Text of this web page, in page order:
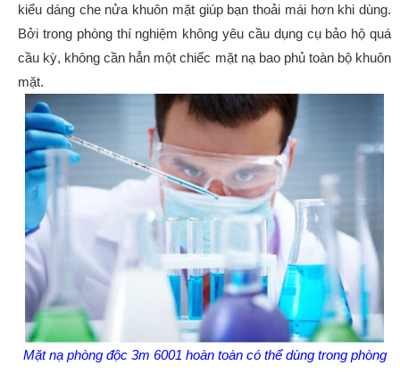
kiểu dáng che nửa khuôn mặt giúp bạn thoải mái hơn khi dùng.
Bởi trong phòng thí nghiệm không yêu cầu dụng cụ bảo hộ quá
cầu kỳ, không cần hẳn một chiếc mặt nạ bao phủ toàn bộ khuôn
mặt.
Mặt nạ phòng độc 3m 6001 hoàn toàn có thể dùng trong phòng